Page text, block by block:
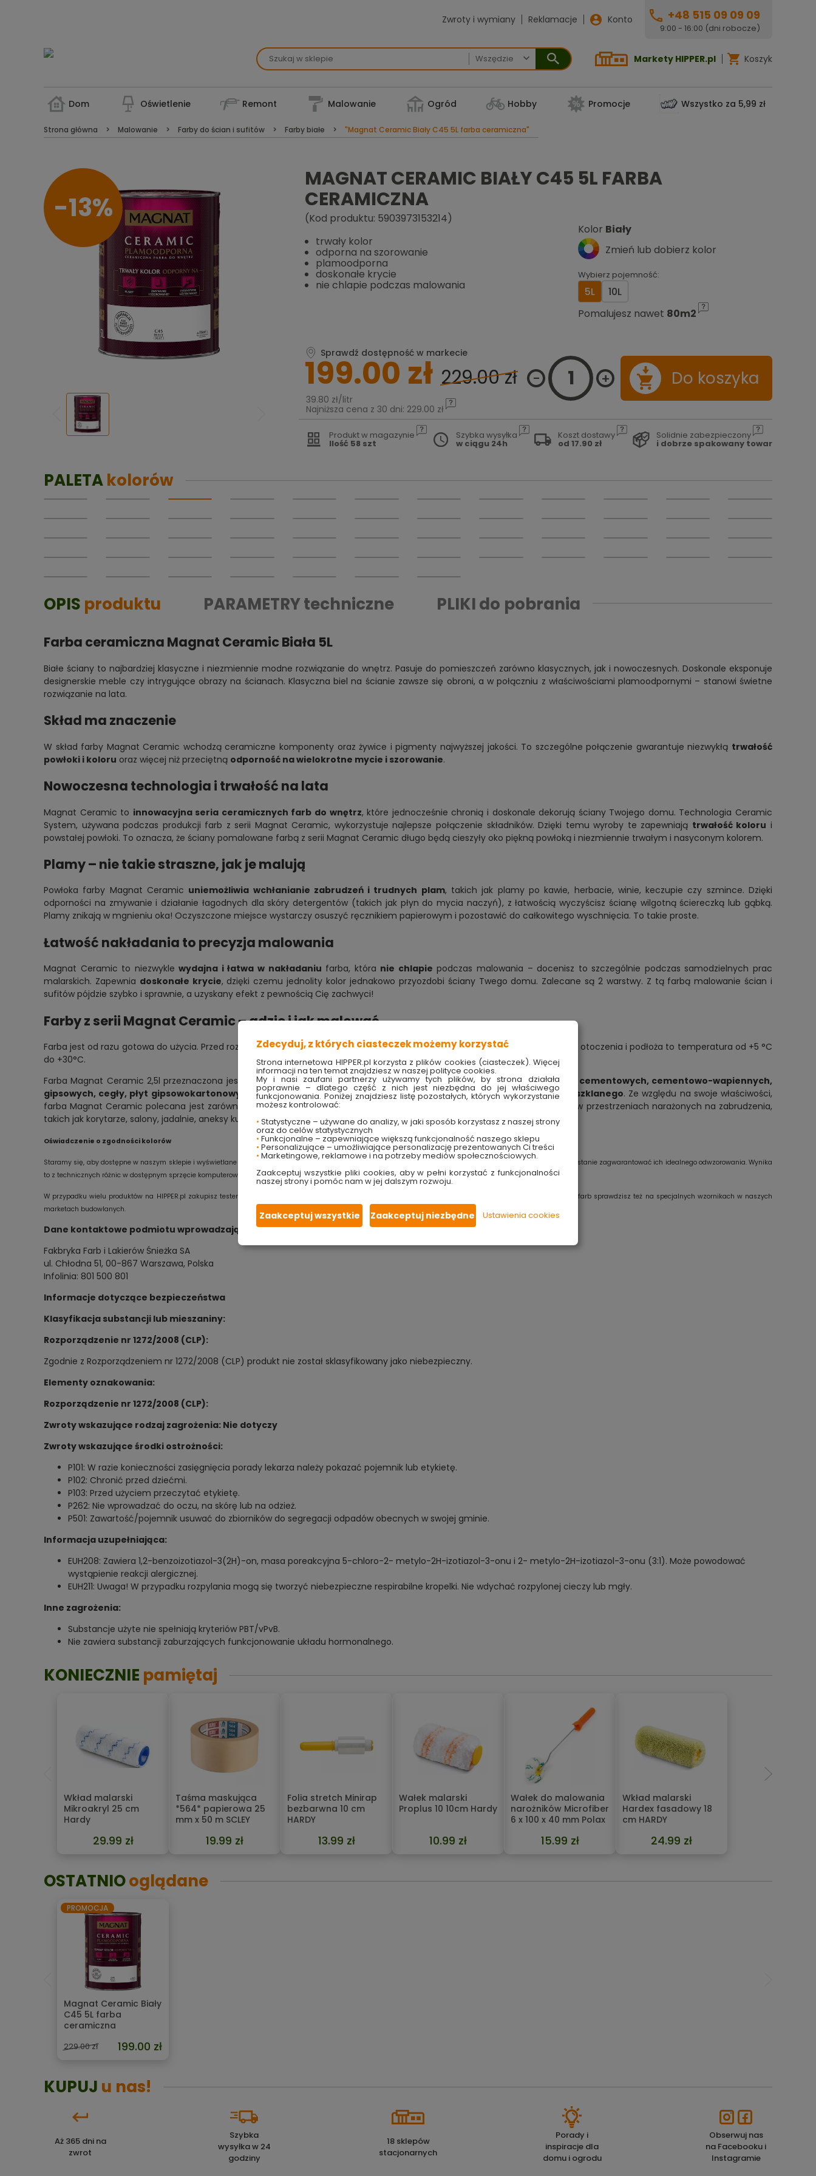
Zwroty i wymiany Reklamacje Konto +48 515 09 09 09
9:00 - 16:00 (dni robocze)
 Markety HIPPER.pl Koszyk
Dom Oświetlenie Remont Malowanie Ogród Hobby Promocje Wszystko za 5,99 zł
Strona główna Malowanie Farby do ścian i sufitów Farby białe "Magnat Ceramic Biały C45 5L farba ceramiczna"
-13%
MAGNAT CERAMIC BIAŁY C45 5L FARBA
CERAMICZNA
(Kod produktu: 5903973153214)
trwały kolor
odporna na szorowanie
plamoodporna
doskonałe krycie
nie chlapie podczas malowania
Kolor Biały
Zmień lub dobierz kolor
Wybierz pojemność:
5L
10L
Pomalujesz nawet 80m2
Sprawdź dostępność w markecie
199.00 zł 229.00 zł
39.80 zł/litr
Najniższa cena z 30 dni: 229.00 zł
Do koszyka
Produkt w magazynie
Ilość 58 szt
Szybka wysyłka
w ciągu 24h
Koszt dostawy
od 17.90 zł
Solidnie zabezpieczony
i dobrze spakowany towar
PALETAkolorów
OPIS produktu PARAMETRYtechniczne PLIKIdo pobrania
Farba ceramiczna Magnat Ceramic Biała 5L
Białe ściany to najbardziej klasyczne i niezmiennie modne rozwiązanie do wnętrz. Pasuje do pomieszczeń zarówno klasycznych, jak i nowoczesnych. Doskonale eksponuje
designerskie meble czy intrygujące obrazy na ścianach. Klasyczna biel na ścianie zawsze się obroni, a w połączniu z właściwościami plamoodpornymi – stanowi świetne
rozwiązanie na lata.
Skład ma znaczenie
W skład farby Magnat Ceramic wchodzą ceramiczne komponenty oraz żywice i pigmenty najwyższej jakości. To szczególne połączenie gwarantuje niezwykłą trwałość
powłoki i koloru oraz więcej niż przeciętną odporność na wielokrotne mycie i szorowanie.
Nowoczesna technologia i trwałość na lata
Magnat Ceramic to innowacyjna seria ceramicznych farb do wnętrz, które jednocześnie chronią i doskonale dekorują ściany Twojego domu. Technologia Ceramic
System, używana podczas produkcji farb z serii Magnat Ceramic, wykorzystuje najlepsze połączenie składników. Dzięki temu wyroby te zapewniają trwałość koloru i
powstałej powłoki. To oznacza, że ściany pomalowane farbą z serii Magnat Ceramic długo będą cieszyły oko piękną powłoką i niezmiennie trwałym i nasyconym kolorem.
Plamy – nie takie straszne, jak je malują
Powłoka farby Magnat Ceramic uniemożliwia wchłanianie zabrudzeń i trudnych plam, takich jak plamy po kawie, herbacie, winie, keczupie czy szmince. Dzięki
odporności na zmywanie i działanie łagodnych dla skóry detergentów (takich jak płyn do mycia naczyń), z łatwością wyczyścisz ścianę wilgotną ściereczką lub gąbką.
Plamy znikają w mgnieniu oka! Oczyszczone miejsce wystarczy osuszyć ręcznikiem papierowym i pozostawić do całkowitego wyschnięcia. To takie proste.
Łatwość nakładania to precyzja malowania
Magnat Ceramic to niezwyklewydajna i łatwa w nakładaniu farba, która nie chlapie podczas malowania – docenisz to szczególnie podczas samodzielnych prac
malarskich. Zapewnia doskonałe krycie, dzięki czemu jednolity kolor jednakowo przyozdobi ściany Twego domu. Zalecane są 2 warstwy. Z tą farbą malowanie ścian i
sufitów pójdzie szybko i sprawnie, a uzyskany efekt z pewnością Cię zachwyci!
Farby z serii Magnat Ceramic – gdzie i jak malować
Farba jest od razu gotowa do użycia. Przed rozpoczęciem prac powoli i dokładnie wymieszaj ją ręcznie. Zalecana temperatura otoczenia i podłoża to temperatura od +5 °C
do +30°C.
Farba Magnat Ceramic 2,5l przeznaczona jest do malowania ścian i sufitów wewnątrz pomieszczeń wykonanych zzapraw cementowych, cementowo­-wapiennych,
gipsowych, cegły, płyt gipsowo­kartonowych, drewnianych, drewnopochodnych oraz tapet, w tym tych z włókna szklanego. Ze względu na swoje właściwości,
farba Magnat Ceramic polecana jest zarówno do pomieszczeń domowych, jak i użyteczności publicznej. Świetnie sprawdzi w przestrzeniach narażonych na zabrudzenia,
takich jak korytarze, salony, jadalnie, aneksy kuchenne, biura czy pomieszczenia służby zdrowia i laboratoria.
Oświadczenie o zgodności kolorów
Staramy się, aby dostępne w naszym sklepie i wyświetlane na Twoim ekranie kolory farb jak najdokładniej odzwierciedlały rzeczywistość. Mimo tego nie jesteśmy w stanie zagwarantować ich idealnego odwzorowania. Wynika
to z technicznych różnic w dostępnym sprzęcie komputerowym oraz indywidualnych ustawień monitora i karty graficznej.
W przypadku wielu produktów na HIPPER.pl zakupisz tester, który umożliwi Ci sprawdzenie koloru i innych właściwości farby na małym fragmencie ściany. Kolory farb sprawdzisz też na specjalnych wzornikach w naszych
marketach budowlanych.
Dane kontaktowe podmiotu wprowadzającego produkt na rynek Unii Europejskiej:
Fakbryka Farb i Lakierów Śnieżka SA
ul. Chłodna 51, 00-867 Warszawa, Polska
Infolinia: 801 500 801
Informacje dotyczące bezpieczeństwa
Klasyfikacja substancji lub mieszaniny:
Rozporządzenie nr 1272/2008 (CLP):
Zgodnie z Rozporządzeniem nr 1272/2008 (CLP) produkt nie został sklasyfikowany jako niebezpieczny.
Elementy oznakowania:
Rozporządzenie nr 1272/2008 (CLP):
Zwroty wskazujące rodzaj zagrożenia: Nie dotyczy
Zwroty wskazujące środki ostrożności:
P101: W razie konieczności zasięgnięcia porady lekarza należy pokazać pojemnik lub etykietę.
P102: Chronić przed dziećmi.
P103: Przed użyciem przeczytać etykietę.
P262: Nie wprowadzać do oczu, na skórę lub na odzież.
P501: Zawartość/pojemnik usuwać do zbiorników do segregacji odpadów obecnych w swojej gminie.
Informacja uzupełniająca:
EUH208: Zawiera 1,2-benzoizotiazol-3(2H)-on, masa poreakcyjna 5-chloro-2- metylo-2H-izotiazol-3-onu i 2- metylo-2H-izotiazol-3-onu (3:1). Może powodować
wystąpienie reakcji alergicznej.
EUH211: Uwaga! W przypadku rozpylania mogą się tworzyć niebezpieczne respirabilne kropelki. Nie wdychać rozpylonej cieczy lub mgły.
Inne zagrożenia:
Substancje użyte nie spełniają kryteriów PBT/vPvB.
Nie zawiera substancji zaburzających funkcjonowanie układu hormonalnego.
KONIECZNIE pamiętaj
Wkład malarski
Mikroakryl 25 cm
Hardy
29.99 zł
Taśma maskująca
*564* papierowa 25
mm x 50 m SCLEY
19.99 zł
Folia stretch Minirap
bezbarwna 10 cm
HARDY
13.99 zł
Wałek malarski
Proplus 10 10cm Hardy
10.99 zł
Wałek do malowania
narożników Microfiber
6 x 100 x 40 mm Polax
15.99 zł
Wkład malarski
Hardex fasadowy 18
cm HARDY
24.99 zł
OSTATNIOoglądane
PROMOCJA
Magnat Ceramic Biały
C45 5L farba
ceramiczna
229.00 zł 199.00 zł
KUPUJ u nas!
Aż 365 dni na
zwrot
Szybka
wysyłka w 24
godziny
18 sklepów
stacjonarnych
Porady i
inspiracje dla
domu i ogrodu
Obserwuj nas
na Facebooku i
Instagramie
Zdecyduj, z których ciasteczek możemy korzystać
Strona internetowa HIPPER.pl korzysta z plików cookies (ciasteczek). Więcej
informacji na ten temat znajdziesz w naszej polityce cookies.
My i nasi zaufani partnerzy używamy tych plików, by strona działała
poprawnie – dlatego część z nich jest niezbędna do jej właściwego
funkcjonowania. Poniżej znajdziesz listę pozostałych, których wykorzystanie
możesz kontrolować:
• Statystyczne – używane do analizy, w jaki sposób korzystasz z naszej strony
oraz do celów statystycznych
• Funkcjonalne – zapewniające większą funkcjonalność naszego sklepu
• Personalizujące – umożliwiające personalizację prezentowanych Ci treści
• Marketingowe, reklamowe i na potrzeby mediów społecznościowych.
Zaakceptuj wszystkie pliki cookies, aby w pełni korzystać z funkcjonalności
naszej strony i pomóc nam w jej dalszym rozwoju.
Zaakceptuj wszystkie Zaakceptuj niezbędne Ustawienia cookies